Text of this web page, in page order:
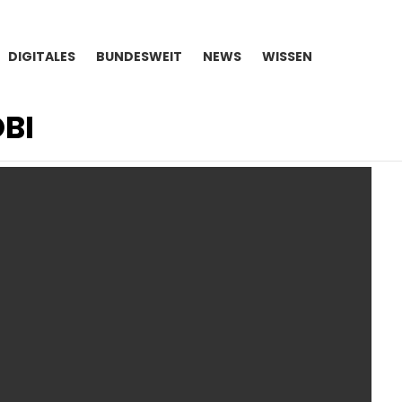
DIGITALES BUNDESWEIT NEWS WISSEN